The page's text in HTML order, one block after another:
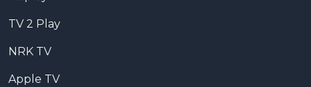
TV 2 Play
NRK TV
Apple TV